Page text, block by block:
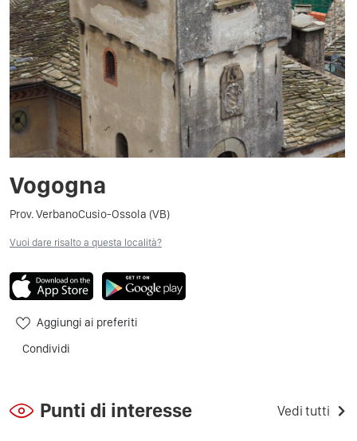
Vogogna
Prov. VerbanoCusio-Ossola (VB)
Vuoi dare risalto a questa località?
Aggiungi ai preferiti
Condividi
Punti di interesse Vedi tutti